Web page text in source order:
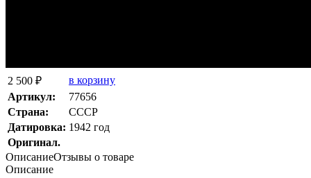
2 500 ₽
в корзину
Артикул:
77656
Страна:
СССР
Датировка: 1942 год
Оригинал.
ОписаниеОтзывы о товаре
Описание